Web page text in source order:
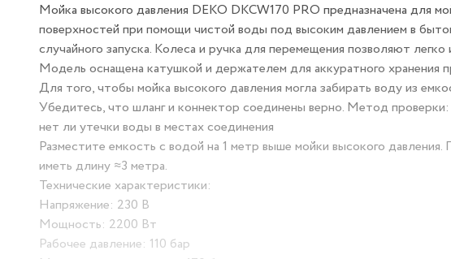
Мойка высокого давления DEKO DKCW170 PRO предназначена для
поверхностей при помощи чистой воды под высоким давлением в
случайного запуска. Колеса и ручка для перемещения позволяют
Модель оснащена катушкой и держателем для аккуратного хранения
Для того, чтобы мойка высокого давления могла забирать воду из
Убедитесь, что шланг и коннектор соединены верно. Метод
нет ли утечки воды в местах соединения
Разместите емкость с водой на 1 метр выше мойки высокого
иметь длину ≈3 метра.
Технические характеристики:
Напряжение: 230 В
Мощность: 2200 Вт
Рабочее давление: 110 бар